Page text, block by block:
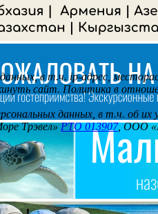
в т.ч. ip-адрес,
сайт. Политика в
данных, в т.ч. об их
Трэвел»РТО 013907, ООО